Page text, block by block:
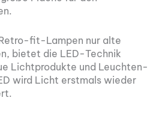
fit-Lampen nur alte
bietet die LED-Technik
Lichtprodukte und Leuchten-
wird Licht erstmals wieder